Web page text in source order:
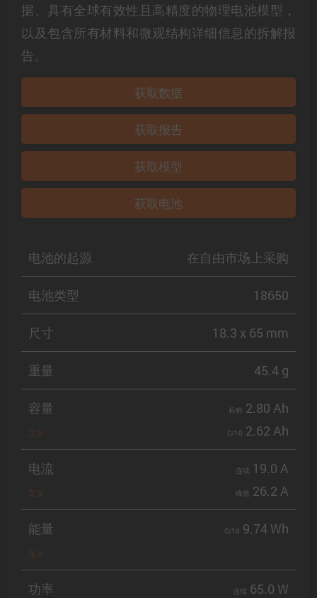
据、具有全球有效性且高精度的物理电池模型，
以及包含所有材料和微观结构详细信息的拆解报
告。
获取数据
获取报告
获取模型
获取电池
电池的起源 在自由市场上采购
电池类型 18650
尺寸 18.3 x 65 mm
重量 45.4 g
容量
定义
标称 2.80 Ah
C/10 2.62 Ah
电流
定义
连续 19.0 A
峰值 26.2 A
能量
定义
C/10 9.74 Wh
功率 连续 65.0 W